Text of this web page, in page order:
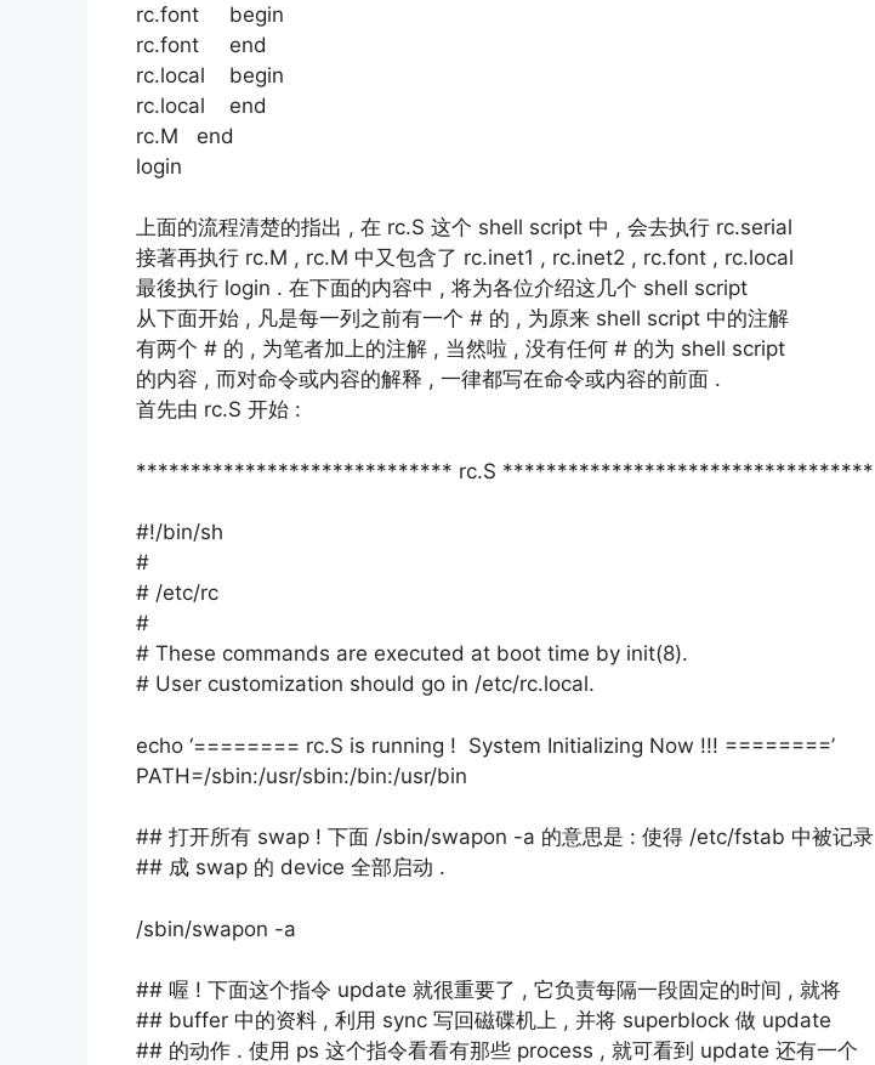
rc.font begin
rc.font end
rc.local begin
rc.local end
rc.M end
login
上面的流程清楚的指出 , 在 rc.S 这个 shell script 中 , 会去执行 rc.serial
接著再执行 rc.M , rc.M 中又包含了 rc.inet1 , rc.inet2 , rc.font , rc.local
最後执行 login . 在下面的内容中 , 将为各位介绍这几个 shell script
从下面开始 , 凡是每一列之前有一个 # 的 , 为原来 shell script 中的注解
有两个 # 的 , 为笔者加上的注解 , 当然啦 , 没有任何 # 的为 shell script
的内容 , 而对命令或内容的解释 , 一律都写在命令或内容的前面 .
首先由 rc.S 开始 :
***************************** rc.S **********************************
#!/bin/sh
#
# /etc/rc
#
# These commands are executed at boot time by init(8).
# User customization should go in /etc/rc.local.
echo ‘======== rc.S is running ! System Initializing Now !!! ========’
PATH=/sbin:/usr/sbin:/bin:/usr/bin
## 打开所有 swap ! 下面 /sbin/swapon -a 的意思是 : 使得 /etc/fstab 中被记录
## 成 swap 的 device 全部启动 .
/sbin/swapon -a
## 喔 ! 下面这个指令 update 就很重要了 , 它负责每隔一段固定的时间 , 就将
## buffer 中的资料 , 利用 sync 写回磁碟机上 , 并将 superblock 做 update
## 的动作 . 使用 ps 这个指令看看有那些 process , 就可看到 update 还有一个